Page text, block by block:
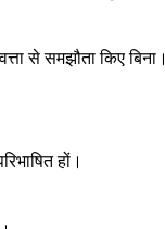
से समझौता किए बिना।
हों।